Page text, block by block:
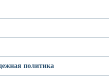
политика